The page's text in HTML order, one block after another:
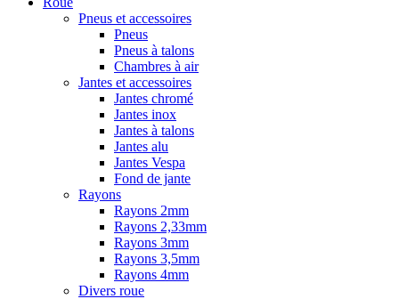
Pneus et accessoires
Pneus
Pneus à talons
Chambres à air
Jantes et accessoires
Jantes chromé
Jantes inox
Jantes à talons
Jantes alu
Jantes Vespa
Fond de jante
Rayons
Rayons 2mm
Rayons 2,33mm
Rayons 3mm
Rayons 3,5mm
Rayons 4mm
Divers roue